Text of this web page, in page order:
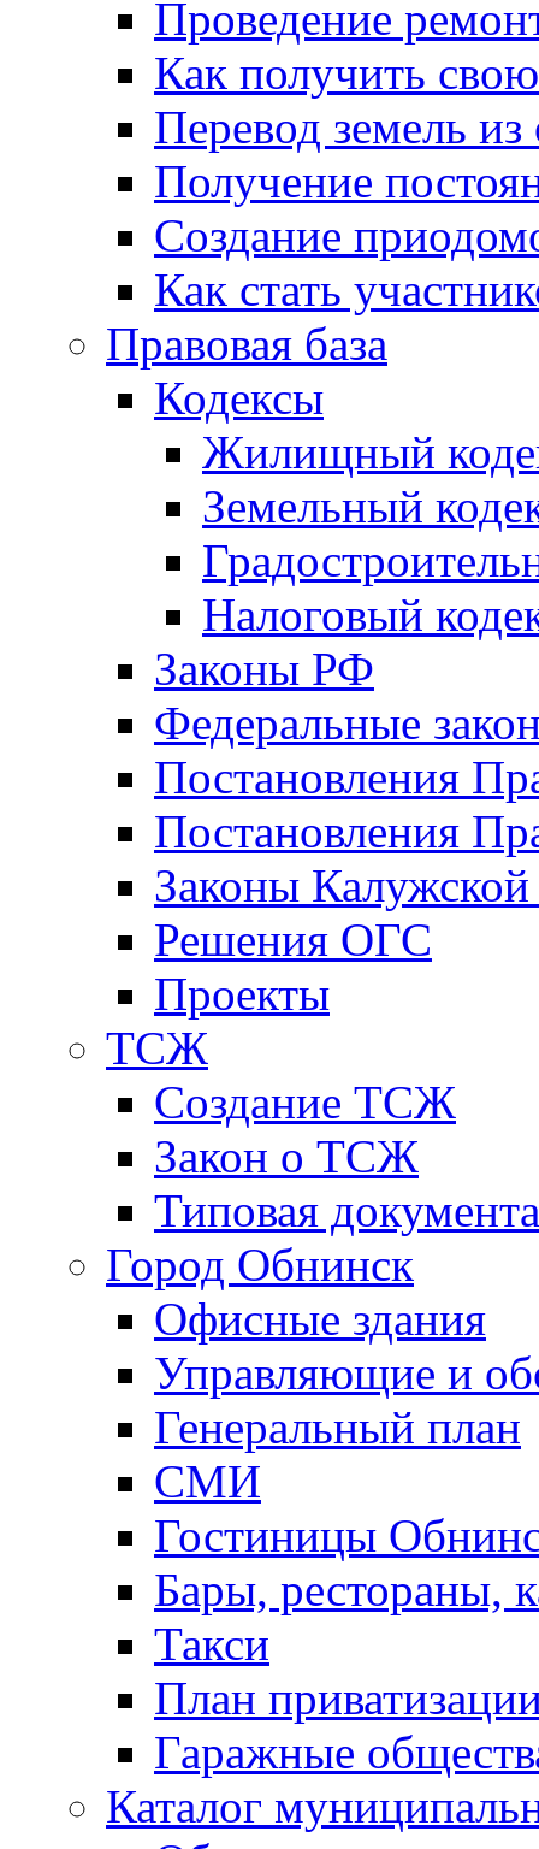
Проведение
Как получить
Перевод земель
Получение
Создание
Как стать
Правовая база
Кодексы
Жилищный
Земельный
Налоговый
Законы РФ
Федеральные
Постановления
Постановления
Законы Калужской
Решения ОГС
Проекты
ТСЖ
Создание ТСЖ
Закон о ТСЖ
Типовая
Город Обнинск
Офисные здания
Управляющие и
Генеральный план
СМИ
Гостиницы
Бары, рестораны,
Такси
План
Гаражные
Каталог